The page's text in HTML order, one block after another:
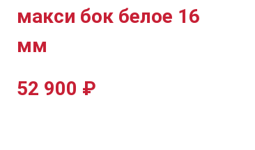
макси бок белое 16
мм
52 900 ₽